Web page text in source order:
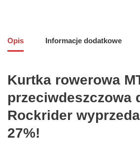
Opis Informacje dodatkowe
Kurtka rowerowa
przeciwdeszczowa
Rockrider
27%!